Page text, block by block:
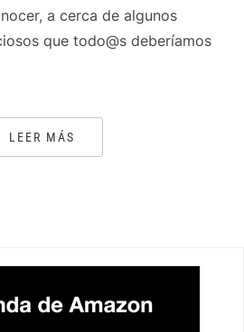
a cerca de algunos
que todo@s deberíamos
LEER MÁS